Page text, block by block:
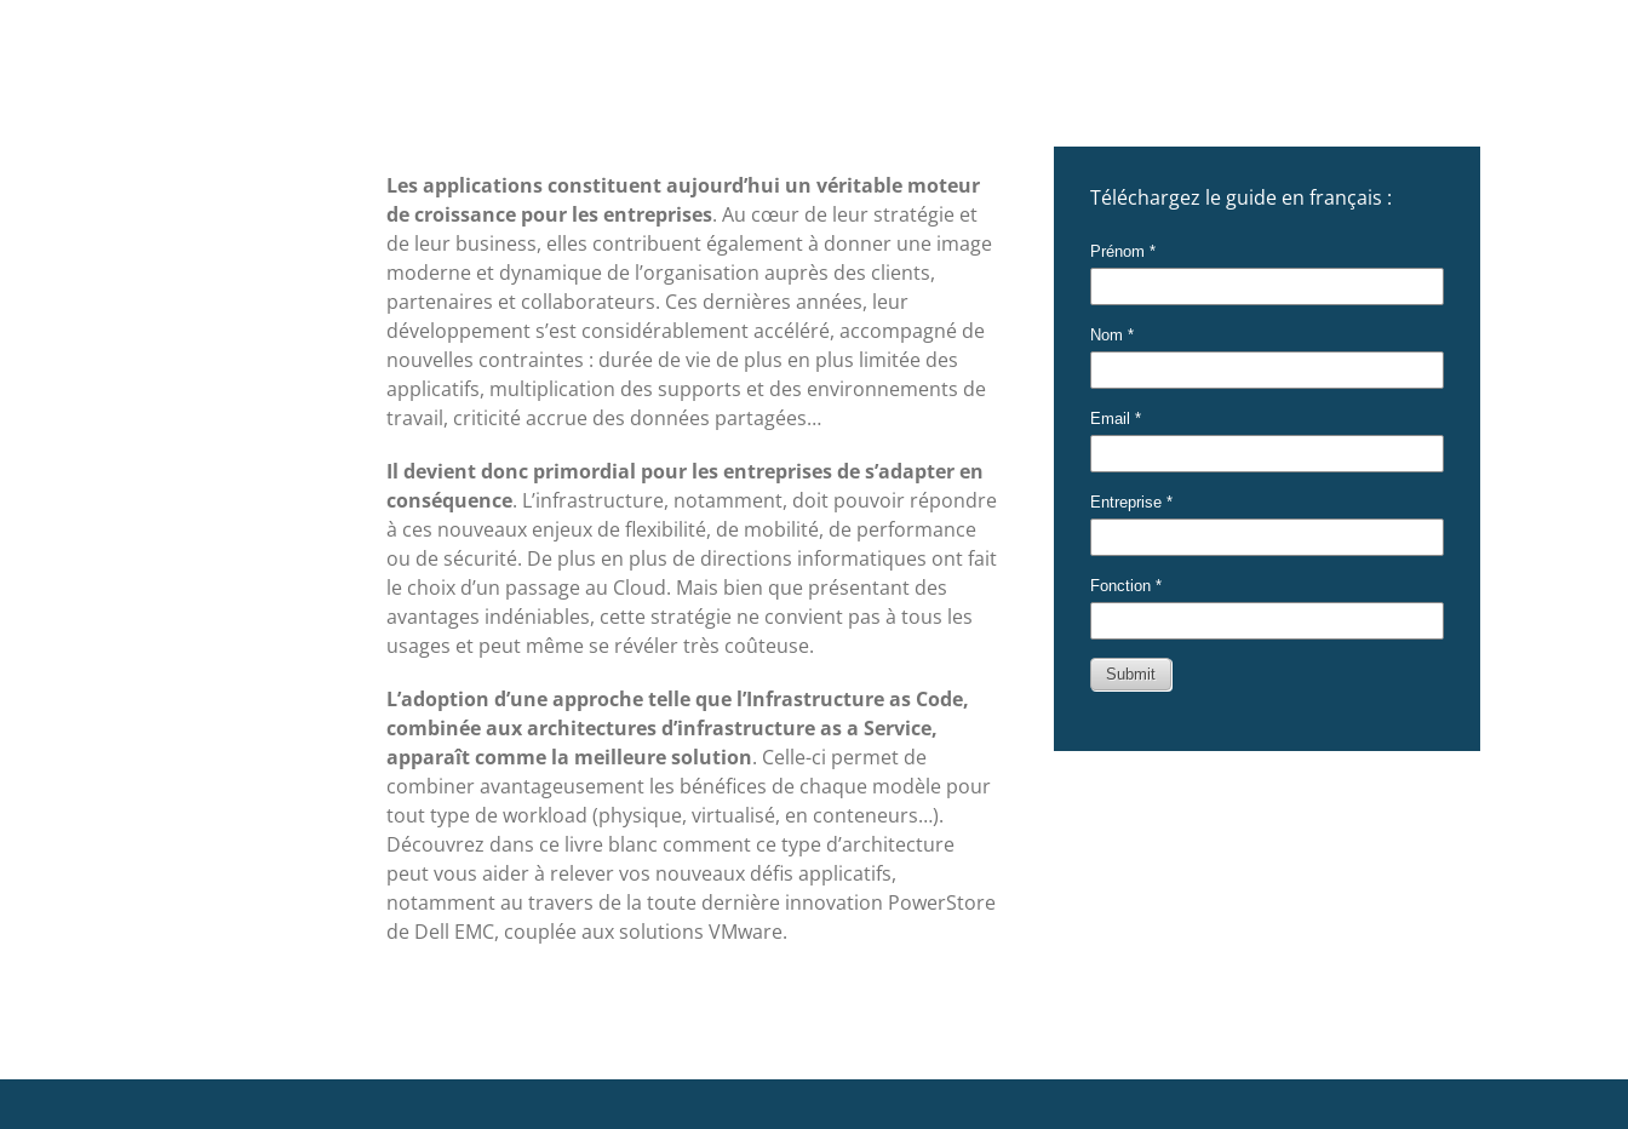
Les applications constituent aujourd’hui un véritable moteur
de croissance pour les entreprises. Au cœur de leur stratégie et
de leur business, elles contribuent également à donner une image
moderne et dynamique de l’organisation auprès des clients,
partenaires et collaborateurs. Ces dernières années, leur
développement s’est considérablement accéléré, accompagné de
nouvelles contraintes : durée de vie de plus en plus limitée des
applicatifs, multiplication des supports et des environnements de
travail, criticité accrue des données partagées…
Il devient donc primordial pour les entreprises de s’adapter en
conséquence. L’infrastructure, notamment, doit pouvoir répondre
à ces nouveaux enjeux de flexibilité, de mobilité, de performance
ou de sécurité. De plus en plus de directions informatiques ont fait
le choix d’un passage au Cloud. Mais bien que présentant des
avantages indéniables, cette stratégie ne convient pas à tous les
usages et peut même se révéler très coûteuse.
L’adoption d’une approche telle que l’Infrastructure as Code,
combinée aux architectures d’infrastructure as a Service,
apparaît comme la meilleure solution. Celle-ci permet de
combiner avantageusement les bénéfices de chaque modèle pour
tout type de workload (physique, virtualisé, en conteneurs…).
Découvrez dans ce livre blanc comment ce type d’architecture
peut vous aider à relever vos nouveaux défis applicatifs,
notamment au travers de la toute dernière innovation PowerStore
de Dell EMC, couplée aux solutions VMware.
Téléchargez le guide en français :